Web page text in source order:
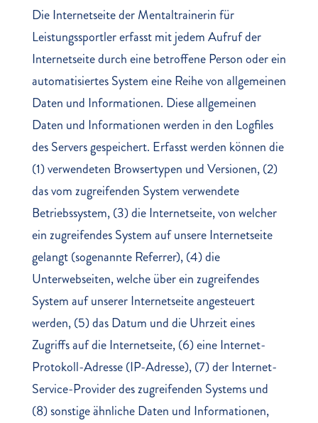
Die Internetseite der Mentaltrainerin für
Leistungssportler erfasst mit jedem Aufruf der
Internetseite durch eine betroffene Person oder ein
automatisiertes System eine Reihe von allgemeinen
Daten und Informationen. Diese allgemeinen
Daten und Informationen werden in den Logfiles
des Servers gespeichert. Erfasst werden können die
(1) verwendeten Browsertypen und Versionen, (2)
das vom zugreifenden System verwendete
Betriebssystem, (3) die Internetseite, von welcher
ein zugreifendes System auf unsere Internetseite
gelangt (sogenannte Referrer), (4) die
Unterwebseiten, welche über ein zugreifendes
System auf unserer Internetseite angesteuert
werden, (5) das Datum und die Uhrzeit eines
Zugriffs auf die Internetseite, (6) eine Internet-
Protokoll-Adresse (IP-Adresse), (7) der Internet-
Service-Provider des zugreifenden Systems und
(8) sonstige ähnliche Daten und Informationen,